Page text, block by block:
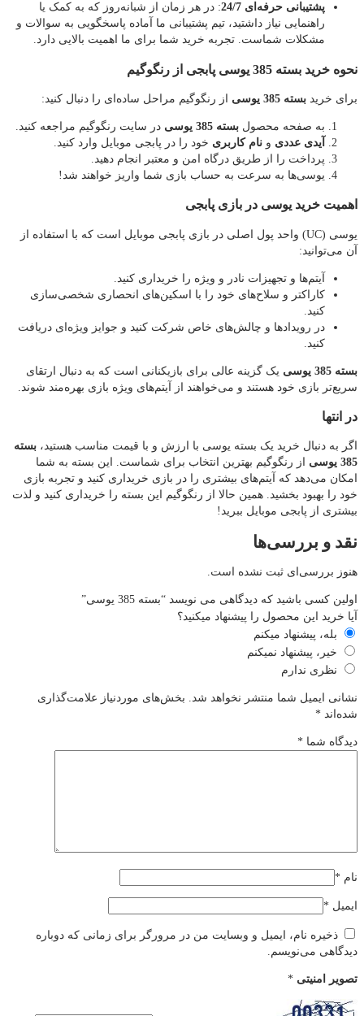
پشتیبانی حرفه‌ای 24/7
: در هر زمان از شبانه‌روز که به کمک یا
راهنمایی نیاز داشتید، تیم پشتیبانی ما آماده پاسخگویی به سوالات و
مشکلات شماست. تجربه خرید شما برای ما اهمیت بالایی دارد.
نحوه خرید بسته 385 یوسی پابجی از رنگوگیم
برای خرید بسته 385 یوسی از رنگوگیم مراحل ساده‌ای را دنبال کنید:
به صفحه محصول بسته 385 یوسی
در سایت رنگوگیم مراجعه کنید.
آیدی عددی و نام کاربری خود را در پابجی موبایل وارد کنید.
پرداخت را از طریق درگاه امن و معتبر انجام دهید.
یوسی‌ها به سرعت به حساب بازی شما واریز خواهند شد!
اهمیت خرید یوسی در بازی پابجی
یوسی (UC) واحد پول اصلی در بازی پابجی موبایل است که با استفاده از
آن می‌توانید:
آیتم‌ها و تجهیزات نادر و ویژه را خریداری کنید.
کاراکتر و سلاح‌های خود را با اسکین‌های انحصاری شخصی‌سازی
کنید.
در رویدادها و چالش‌های خاص شرکت کنید و جوایز ویژه‌ای دریافت
کنید.
بسته 385 یوسی
یک گزینه عالی برای بازیکنانی است که به دنبال ارتقای
سریع‌تر بازی خود هستند و می‌خواهند از آیتم‌های ویژه بازی بهره‌مند شوند.
در انتها
اگر به دنبال خرید یک بسته یوسی با ارزش و با قیمت مناسب هستید، بسته
385 یوسی
از رنگوگیم بهترین انتخاب برای شماست. این بسته به شما
امکان می‌دهد که آیتم‌های بیشتری را در بازی خریداری کنید و تجربه بازی
خود را بهبود بخشید. همین حالا از رنگوگیم این بسته را خریداری کنید و لذت
بیشتری از پابجی موبایل ببرید!
نقد و بررسی‌ها
هنوز بررسی‌ای ثبت نشده است.
اولین کسی باشید که دیدگاهی می نویسد “بسته 385 یوسی”
آیا خرید این محصول را پیشنهاد میکنید؟
بله، پیشنهاد میکنم
خیر، پیشنهاد نمیکنم
نظری ندارم
نشانی ایمیل شما منتشر نخواهد شد. بخش‌های موردنیاز علامت‌گذاری
شده‌اند *
دیدگاه شما *
نام *
ایمیل *
ذخیره نام، ایمیل و وبسایت من در مرورگر برای زمانی که دوباره
دیدگاهی می‌نویسم.
تصویر امنیتی *